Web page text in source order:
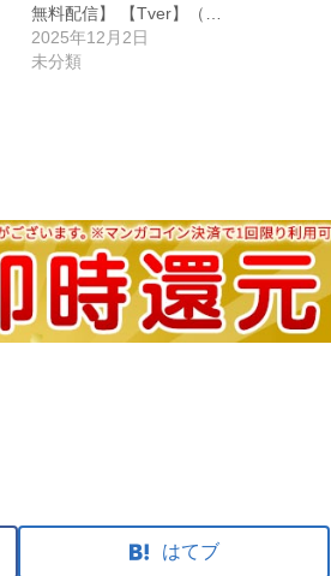
無料配信】 【Tver】（…
2025年12月2日
未分類
はてブ